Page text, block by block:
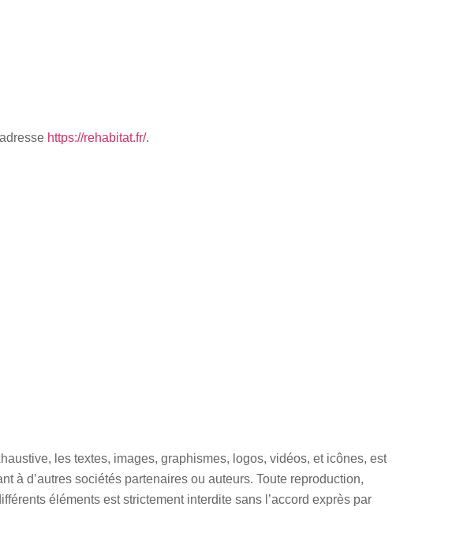
https://rehabitat.fr/.
les textes, images, graphismes, logos, vidéos, et icônes, est
à d’autres sociétés partenaires ou auteurs. Toute reproduction,
éléments est strictement interdite sans l’accord exprès par